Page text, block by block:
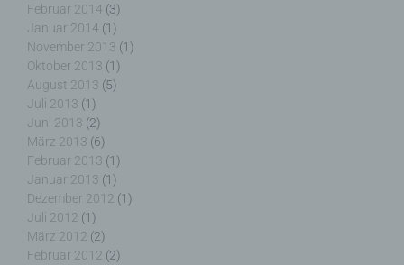
Februar 2014 (3)
Januar 2014 (1)
November 2013 (1)
Oktober 2013 (1)
August 2013 (5)
Juli 2013 (1)
Juni 2013 (2)
März 2013 (6)
Februar 2013 (1)
Januar 2013 (1)
Dezember 2012 (1)
Juli 2012 (1)
März 2012 (2)
Februar 2012 (2)
k) Einwilligung
Einwilligung ist jede von der betroffenen Person
freiwillig für den bestimmten Fall in informierter
Weise und unmissverständlich abgegebene
Willensbekundung in Form einer Erklärung oder
einer sonstigen eindeutigen bestätigenden
Handlung, mit der die betroffene Person zu
verstehen gibt, dass sie mit der Verarbeitung der
sie betreffenden personenbezogenen Daten
einverstanden ist.